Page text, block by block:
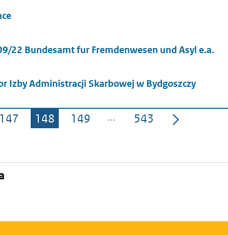
22 Bundesamt fur Fremdenwesen und Asyl e.a.
Izby Administracji Skarbowej w Bydgoszczy
Pagina
147 Pagina
148 Pagina
149 Pagina
543